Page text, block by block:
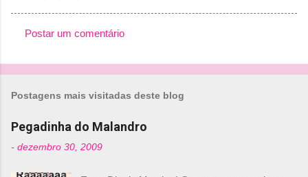
o
n
t
Postar um comentário
Postagens mais visitadas deste blog
Pegadinha do Malandro
- dezembro 30, 2009